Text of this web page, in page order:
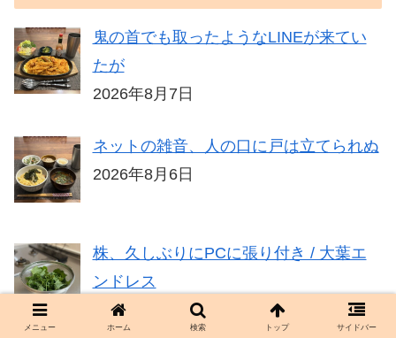
鬼の首でも取ったようなLINEが来てい
たが
2026年8月7日
ネットの雑音、人の口に戸は立てられぬ
2026年8月6日
株、久しぶりにPCに張り付き / 大葉エ
ンドレス
2026年8月5日
メニュー ホーム 検索 トップ サイドバー